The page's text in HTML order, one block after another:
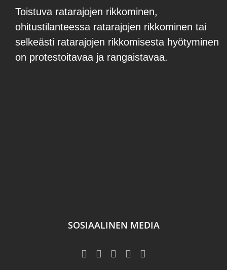
Toistuva ratarajojen rikkominen,
ohitustilanteessa ratarajojen rikkominen tai
selkeästi ratarajojen rikkomisesta hyötyminen
on protestoitavaa ja rangaistavaa.
SOSIAALINEN MEDIA